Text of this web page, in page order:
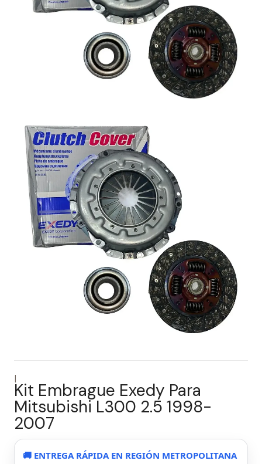
|
Kit Embrague Exedy Para
Mitsubishi L300 2.5 1998-
2007
🚚 ENTREGA RÁPIDA EN REGIÓN METROPOLITANA